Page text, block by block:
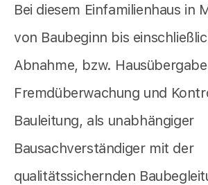
Bei diesem Einfamilienhaus in
von Baubeginn bis
Abnahme, bzw.
Fremdüberwachung und
Bauleitung, als unabhängiger
Bausachverständiger mit der
qualitätssichernden